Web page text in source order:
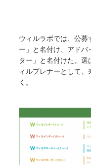
ウィルラボでは、公
ー」と名付け、アド
ター」と名付けた。
ィルプレナーとして
く。